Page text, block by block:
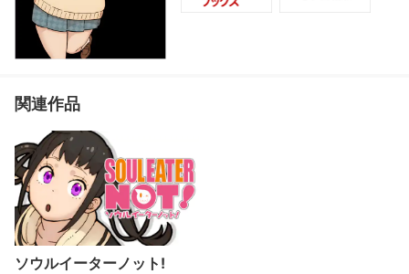
関連作品
ソウルイーターノット!